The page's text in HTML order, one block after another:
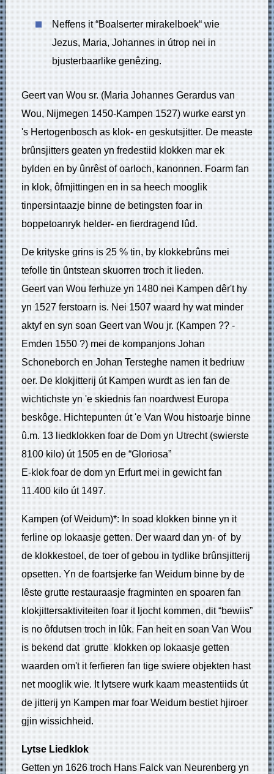
Neffens it “Boalserter mirakelboek“ wie
Jezus, Maria, Johannes in útrop nei in
bjusterbaarlike genêzing.
Geert van Wou sr. (Maria Johannes Gerardus van
Wou, Nijmegen 1450-Kampen 1527) wurke earst yn
's Hertogenbosch as klok- en geskutsjitter. De measte
brûnsjitters geaten yn fredestiid klokken mar ek
bylden en by ûnrêst of oarloch, kanonnen. Foarm fan
in klok, ôfmjittingen en in sa heech mooglik
tinpersintaazje binne de betingsten foar in
boppetoanryk helder- en fierdragend lûd.
De krityske grins is 25 % tin, by klokkebrûns mei
tefolle tin ûntstean skuorren troch it lieden.
Geert van Wou ferhuze yn 1480 nei Kampen dêr't hy
yn 1527 ferstoarn is. Nei 1507 waard hy wat minder
aktyf en syn soan Geert van Wou jr. (Kampen ?? -
Emden 1550 ?) mei de kompanjons Johan
Schoneborch en Johan Tersteghe namen it bedriuw
oer. De klokjitterij út Kampen wurdt as ien fan de
wichtichste yn 'e skiednis fan noardwest Europa
beskôge. Hichtepunten út 'e Van Wou histoarje binne
û.m. 13 liedklokken foar de Dom yn Utrecht (swierste
8100 kilo) út 1505 en de “Gloriosa”
E-klok foar de dom yn Erfurt mei in gewicht fan
11.400 kilo út 1497.
Kampen (of Weidum)*: In soad klokken binne yn it
ferline op lokaasje getten. Der waard dan yn- of by
de klokkestoel, de toer of gebou in tydlike brûnsjitterij
opsetten. Yn de foartsjerke fan Weidum binne by de
lêste grutte restauraasje fragminten en spoaren fan
klokjittersaktiviteiten foar it ljocht kommen, dit “bewiis”
is no ôfdutsen troch in lûk. Fan heit en soan Van Wou
is bekend dat grutte klokken op lokaasje getten
waarden om't it ferfieren fan tige swiere objekten hast
net mooglik wie. It lytsere wurk kaam meastentiids út
de jitterij yn Kampen mar foar Weidum bestiet hjiroer
gjin wissichheid.
Lytse Liedklok
Getten yn 1626 troch Hans Falck van Neurenberg yn